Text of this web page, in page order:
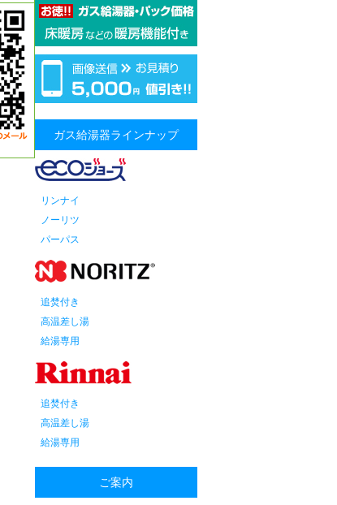
ガス給湯器ラインナップ
リンナイ
ノーリツ
パーパス
追焚付き
高温差し湯
給湯専用
追焚付き
高温差し湯
給湯専用
ご案内